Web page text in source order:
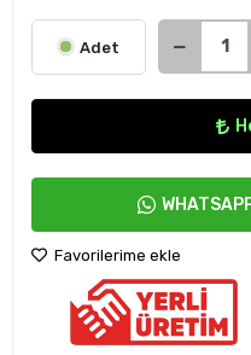
Adet
Favorilerime ekle